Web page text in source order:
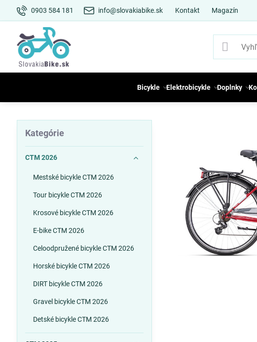
0903 584 181 info@slovakiabike.sk Kontakt Magazín
Bicykle Elektrobicykle Doplnky
Kategórie
CTM 2026
Mestské bicykle CTM 2026
Tour bicykle CTM 2026
Krosové bicykle CTM 2026
E-bike CTM 2026
Celoodpružené bicykle CTM 2026
Horské bicykle CTM 2026
DIRT bicykle CTM 2026
Gravel bicykle CTM 2026
Detské bicykle CTM 2026